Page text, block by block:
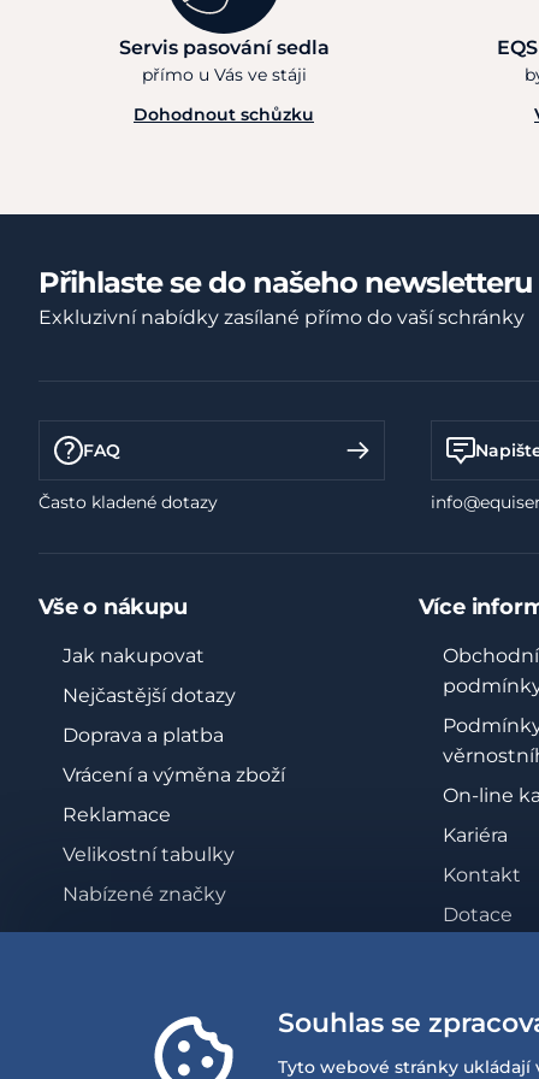
Servis pasování sedla
přímo u Vás ve stáji
Dohodnout schůzku
Přihlaste se do našeho newsletteru
Exkluzivní nabídky zasílané přímo do vaší schránky
FAQ
Často kladené dotazy
Vše o nákupu
Jak nakupovat
Nejčastější dotazy
Doprava a platba
Vrácení a výměna zboží
Reklamace
Velikostní tabulky
Nabízené značky
Více
Obchodní
On-line
Kariéra
Kontakt
Dotace
Souhlas se
Tyto webové stránky ukládají